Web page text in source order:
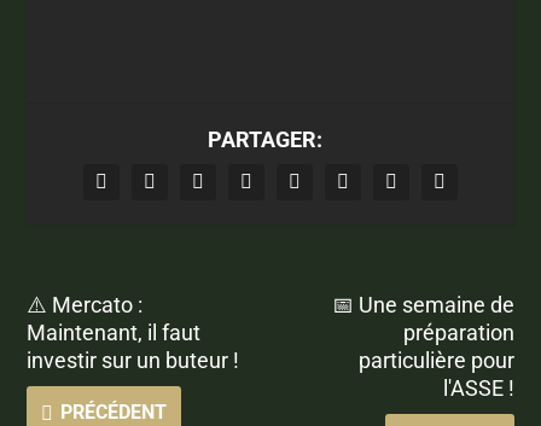
PARTAGER:
⚠️ Mercato :
Maintenant, il faut
investir sur un buteur !
PRÉCÉDENT
📅 Une semaine de
préparation
particulière pour
l'ASSE !